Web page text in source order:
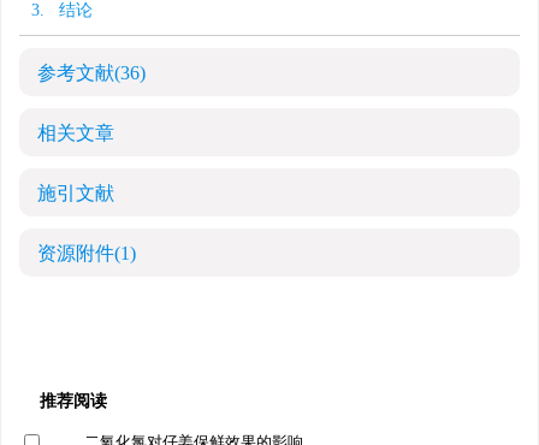
3. 结论
参考文献(36)
相关文章
施引文献
资源附件(1)